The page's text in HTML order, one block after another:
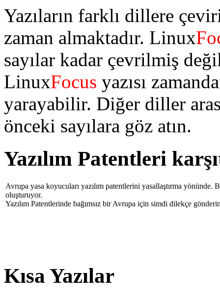
Yazıların farklı dillere
zaman almaktadır. Linux
sayılar kadar çevrilmiş
LinuxFocus yazısı
yarayabilir. Diğer diller
önceki sayılara göz atın.
Yazılım Patentleri
Avrupa yasa koyucuları yazılım patentlerini yasallaştırma
oluşturuyor.
Yazılım Patentlerinde bağımsız bir Avrupa için simdi dilekçe
Kısa Yazılar